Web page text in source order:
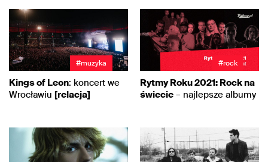
#muzyka
Kings of Leon: koncert we
Wrocławiu [relacja]
#rock
Rytmy Roku 2021: Rock na
świecie – najlepsze albumy